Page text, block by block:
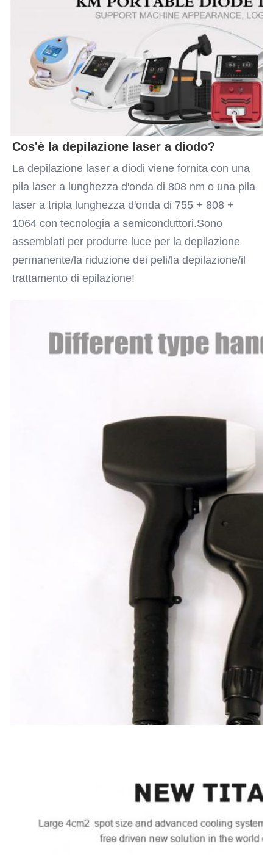
Qingdao
Cos'è la depilazione laser a diodo?
La depilazione laser a diodi viene fornita con una
pila laser a lunghezza d'onda di 808 nm o una pila
laser a tripla lunghezza d'onda di 755 + 808 +
1064 con tecnologia a semiconduttori.Sono
assemblati per produrre luce per la depilazione
permanente/la riduzione dei peli/la depilazione/il
trattamento di epilazione!